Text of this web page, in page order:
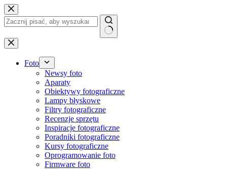
Przejdź
do
treści
Brak
wyników
Foto
Newsy foto
Aparaty
Obiektywy fotograficzne
Lampy błyskowe
Filtry fotograficzne
Recenzje sprzętu
Inspiracje fotograficzne
Poradniki fotograficzne
Kursy fotograficzne
Oprogramowanie foto
Firmware foto